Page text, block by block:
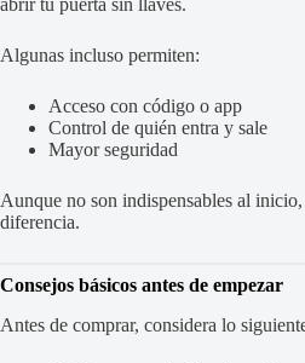
abrir tu puerta sin llaves.
Algunas incluso permiten:
Acceso con código o app
Control de quién entra y sale
Mayor seguridad
Aunque no son indispensables al
diferencia.
Consejos básicos antes de empezar
Antes de comprar, considera lo